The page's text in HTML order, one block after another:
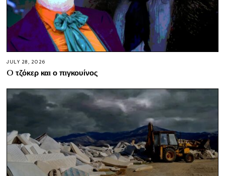
JULY 28, 2026
O τζόκερ και ο πιγκουίνος